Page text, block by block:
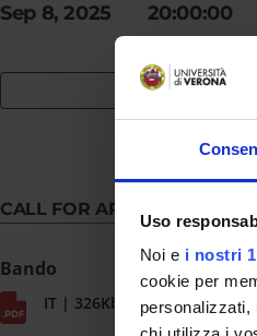
Uso
Noi e i nostri
cookie per
personalizzati,
Sep 8, 2025 20:00:00
CALL FOR APPLICATION
Bando
IT | 326Kb